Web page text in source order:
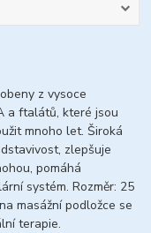
z vysoce
a ftalátů, které jsou
mnoho let. Široká
zlepšuje
pomáhá
systém. Rozměr: 25
masážní podložce se
terapie.